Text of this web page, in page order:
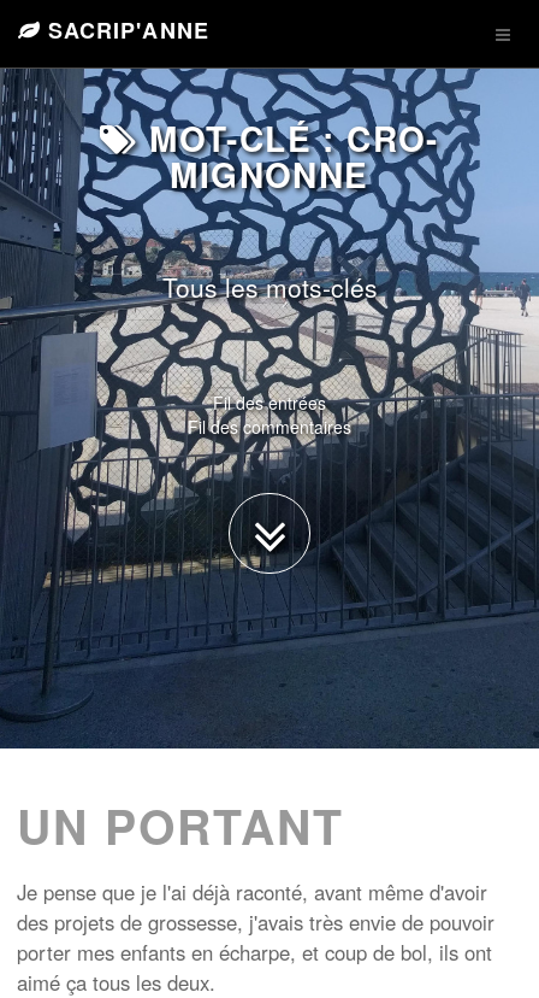
SACRIP'ANNE
MOT-CLÉ : CRO-
MIGNONNE
Tous les mots-clés
Fil des entrées
Fil des commentaires
UN PORTANT
Je pense que je l'ai déjà raconté, avant même d'avoir
des projets de grossesse, j'avais très envie de pouvoir
porter mes enfants en écharpe, et coup de bol, ils ont
aimé ça tous les deux.